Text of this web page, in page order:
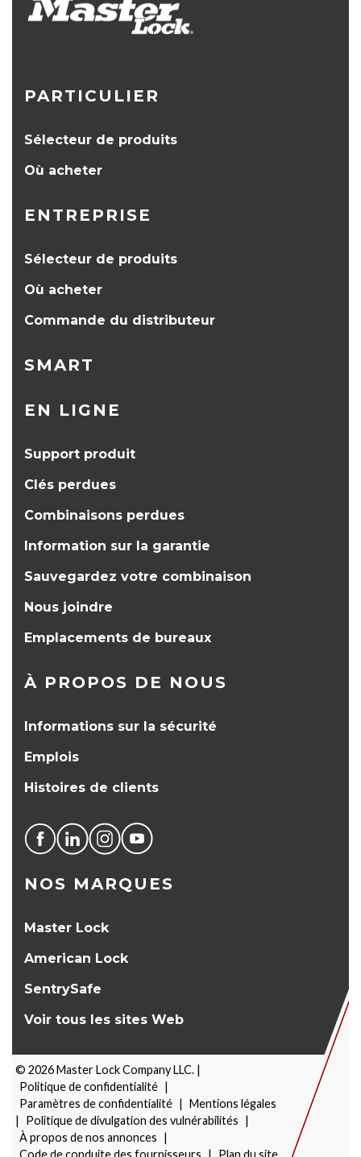
SÉLECTEUR DE PRODUITS
PARTICULIER
Sélecteur de produits
Où acheter
ENTREPRISE
Sélecteur de produits
Où acheter
Commande du distributeur
SMART
EN LIGNE
Support produit
Clés perdues
Combinaisons perdues
Information sur la garantie
Sauvegardez votre combinaison
Nous joindre
Emplacements de bureaux
À PROPOS DE NOUS
Informations sur la sécurité
Emplois
Histoires de clients
NOS MARQUES
Master Lock
American Lock
SentrySafe
Voir tous les sites Web
© 2026Master Lock Company LLC. |
Politique de confidentialité |
Paramètres de confidentialité | Mentions légales
|
Politique de divulgation des vulnérabilités |
À propos de nos annonces |